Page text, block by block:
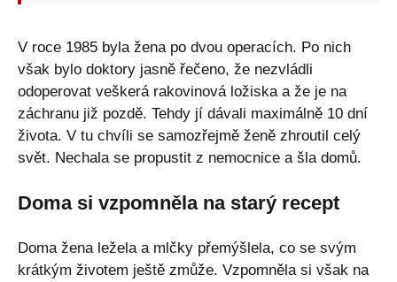
V roce 1985 byla žena po dvou operacích. Po nich
však bylo doktory jasně řečeno, že nezvládli
odoperovat veškerá rakovinová ložiska a že je na
záchranu již pozdě. Tehdy jí dávali maximálně 10 dní
života. V tu chvíli se samozřejmě ženě zhroutil celý
svět. Nechala se propustit z nemocnice a šla domů.
Doma si vzpomněla na starý recept
Doma žena ležela a mlčky přemýšlela, co se svým
krátkým životem ještě zmůže. Vzpomněla si však na